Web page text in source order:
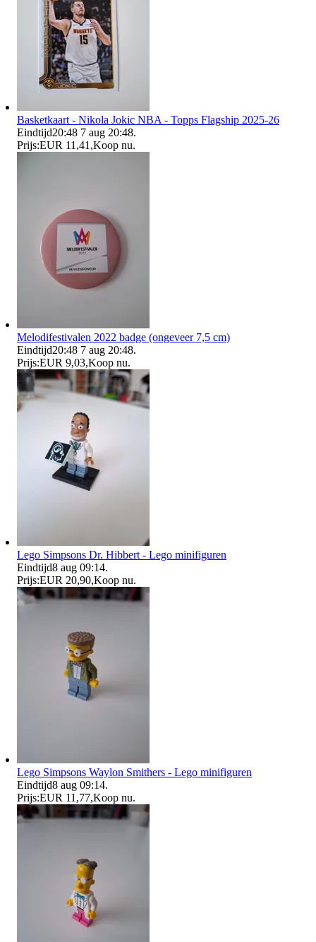
Basketkaart - Nikola Jokic NBA - Topps Flagship 2025-26
Eindtijd20:48 7 aug 20:48.
Prijs:EUR 11,41 ,Koop nu.
Melodifestivalen 2022 badge (ongeveer 7,5 cm)
Eindtijd20:48 7 aug 20:48.
Prijs:EUR 9,03,Koop nu.
Lego Simpsons Dr. Hibbert - Lego minifiguren
Eindtijd8 aug 09:14.
Prijs:EUR 20,90,Koop nu.
Lego Simpsons Waylon Smithers - Lego minifiguren
Eindtijd8 aug 09:14.
Prijs:EUR 11,77,Koop nu.